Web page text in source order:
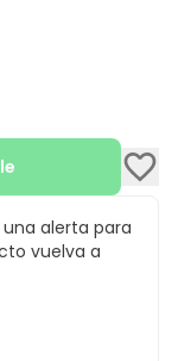
alerta para
vuelva a